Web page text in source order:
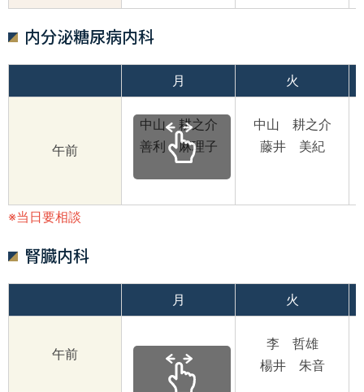
内分泌糖尿病内科
月 火
午前
中山 耕之介
善利 麻理子
中山 耕之介
藤井 美紀
※当日要相談
腎臓内科
月 火
午前
李 哲雄
楊井 朱音